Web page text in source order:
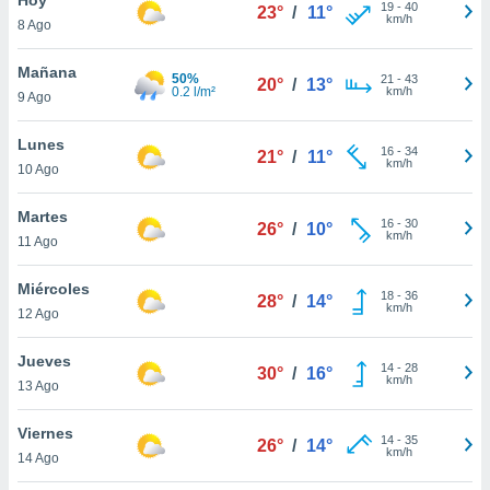
en
más
nuestra
de
cookies
aceptar
8 Ago
23° / 11° 19- 40
km/h
Mañana
9 Ago
50%
0.2 l/m²
20° / 13° 21 - 43
km/h
Lunes
10 Ago
21° / 11° 16- 34
km/h
Martes
11 Ago
26° / 10° 16- 30
km/h
Miércoles
12 Ago
28° / 14° 18- 36
km/h
Jueves
13 Ago
30° / 16° 14- 28
km/h
Viernes
14 Ago
26° / 14° 14- 35
km/h